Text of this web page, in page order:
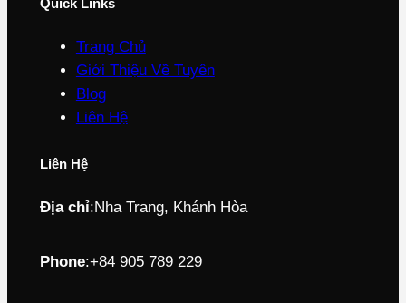
Quick Links
Trang Chủ
Giới Thiệu Về Tuyên
Blog
Liên Hệ
Liên Hệ
Địa chỉ:Nha Trang, Khánh Hòa
Phone:+84 905 789 229